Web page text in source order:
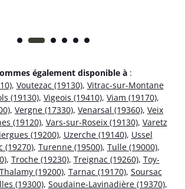
également disponible à :
, Voutezac (19130), Vitrac-sur-Montane
(19130), Vigeois (19410), Viam (19170),
, Vergne (17330), Venarsal (19360), Veix
(19120), Vars-sur-Roseix (19130), Varetz
(19200), Uzerche (19140), Ussel
(19270), Turenne (19500), Tulle (19000),
, Troche (19230), Treignac (19260), Toy-
Thalamy (19200), Tarnac (19170), Soursac
(19300), Soudaine-Lavinadière (19370),